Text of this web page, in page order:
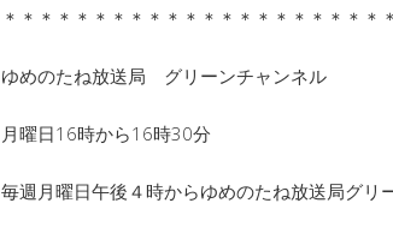
＊＊＊＊＊＊＊＊＊＊＊＊＊＊＊＊＊＊＊＊＊
ゆめのたね放送局 グリーンチャンネル
月曜日16時から16時30分
毎週月曜日午後４時からゆめのたね放送局グリ